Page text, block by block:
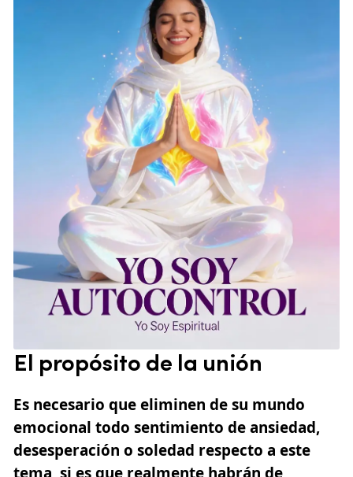
El propósito de la unión
Es necesario que eliminen de su mundo
emocional todo sentimiento de ansiedad,
desesperación o soledad respecto a este